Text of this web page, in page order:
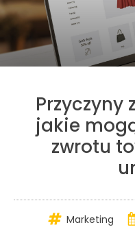
Przyczyny
jakie
zwrotu
Marketing